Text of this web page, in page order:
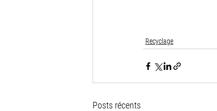
Recyclage
Posts récents